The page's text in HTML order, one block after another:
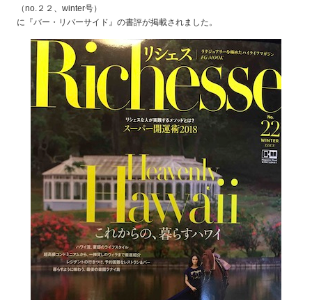
（no.２２、winter号）
に『バー・リバーサイド』の書評が掲載されました。